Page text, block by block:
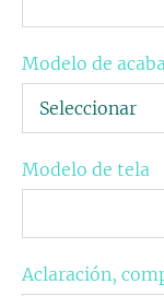
Modelo de
Modelo de tela
Aclaración,